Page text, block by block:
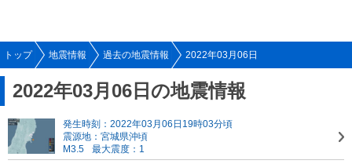
トップ 地震情報 過去の地震情報 2022年03月06日
2022年03月06日の地震情報
発生時刻：2022年03月06日19時03分頃
震源地：宮城県沖頃
M3.5
最大震度：1